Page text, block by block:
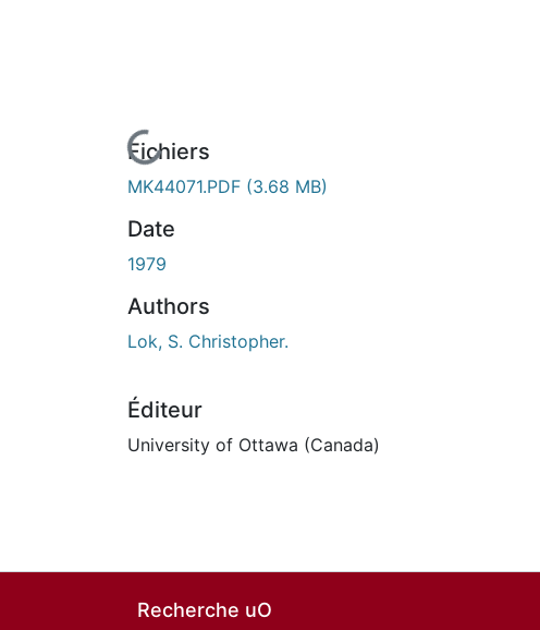
En cours de chargement...
Fichiers
MK44071.PDF (3.68 MB)
Date
1979
Authors
Lok, S. Christopher.
Éditeur
University of Ottawa (Canada)
Recherche uO